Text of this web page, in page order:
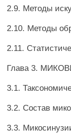
2.9. Методы
2.10. Методы
2.11.
Глава 3.
3.1.
3.2. Состав
3.3.